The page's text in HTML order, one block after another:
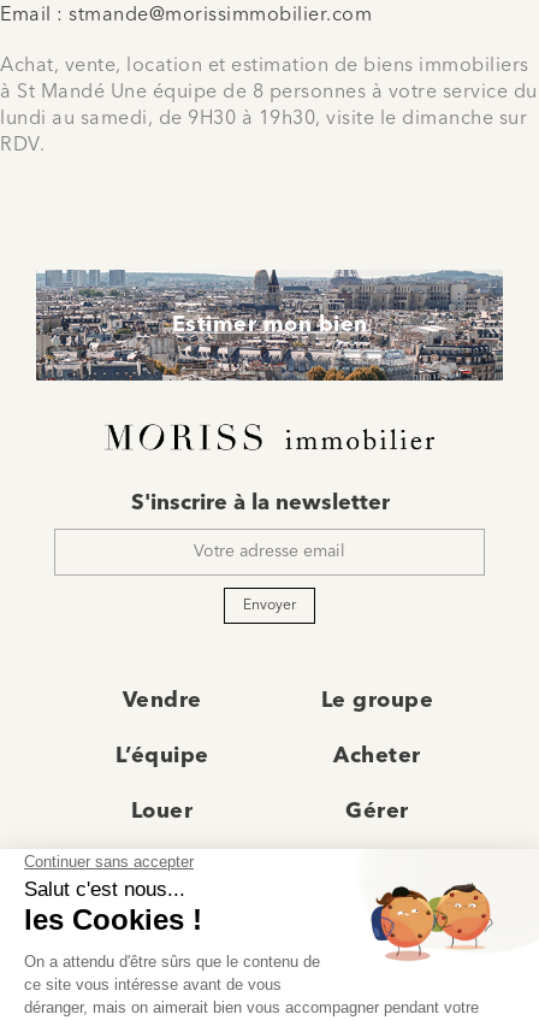
Email : stmande@morissimmobilier.com
Achat, vente, location et estimation de biens immobiliers
à St Mandé Une équipe de 8 personnes à votre service du
lundi au samedi, de 9H30 à 19h30, visite le dimanche sur
RDV.
Estimer mon bien
mail
S'inscrire à la newsletter
Envoyer
Vendre Le groupe
L’équipe Acheter
Louer Gérer
Actualités
Recrutement Avis clients
Prestige